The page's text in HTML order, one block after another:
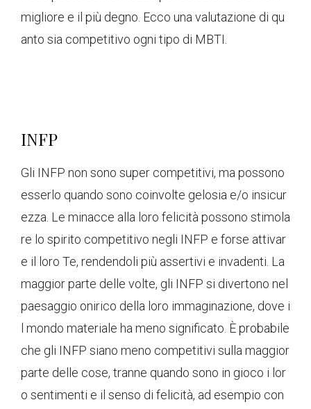
migliore e il più degno. Ecco una valutazione di qu
anto sia competitivo ogni tipo di MBTI.
INFP
Gli INFP non sono super competitivi, ma possono
esserlo quando sono coinvolte gelosia e/o insicur
ezza. Le minacce alla loro felicità possono stimola
re lo spirito competitivo negli INFP e forse attivar
e il loro Te, rendendoli più assertivi e invadenti. La
maggior parte delle volte, gli INFP si divertono nel
paesaggio onirico della loro immaginazione, dove i
l mondo materiale ha meno significato. È probabile
che gli INFP siano meno competitivi sulla maggior
parte delle cose, tranne quando sono in gioco i lor
o sentimenti e il senso di felicità, ad esempio con